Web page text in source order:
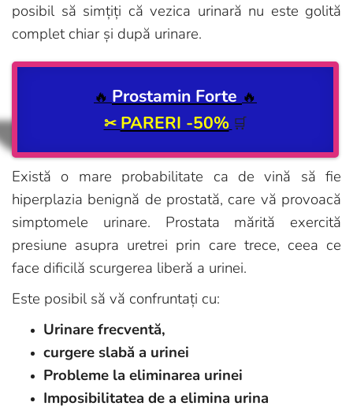
posibil să simțiți că vezica urinară nu este golită
complet chiar și după urinare.
🔥Prostamin Forte 🔥
✂PARERI -50%🛒
Există o mare probabilitate ca de vină să fie
hiperplazia benignă de prostată, care vă provoacă
simptomele urinare. Prostata mărită exercită
presiune asupra uretrei prin care trece, ceea ce
face dificilă scurgerea liberă a urinei.
Este posibil să vă confruntați cu:
Urinare frecventă,
curgere slabă a urinei
Probleme la eliminarea urinei
Imposibilitatea de a elimina urina